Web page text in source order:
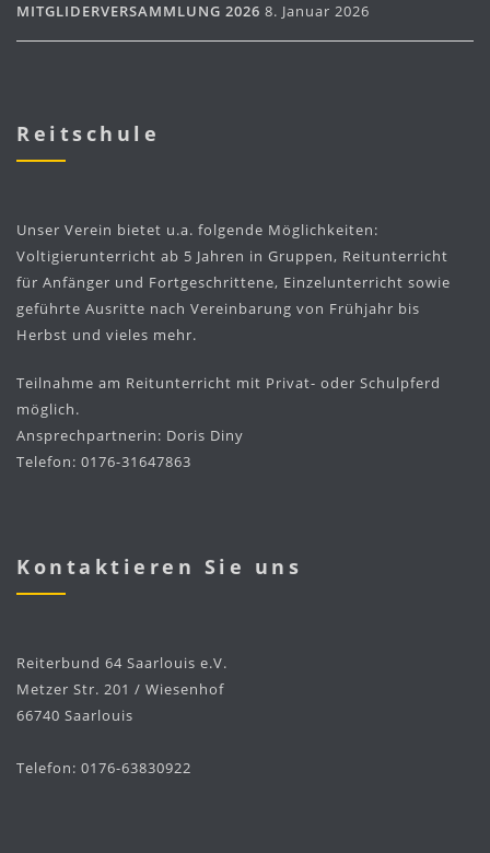
MITGLIDERVERSAMMLUNG 2026 8. Januar 2026
Reitschule
Unser Verein bietet u.a. folgende Möglichkeiten:
Voltigierunterricht ab 5 Jahren in Gruppen, Reitunterricht
für Anfänger und Fortgeschrittene, Einzelunterricht sowie
geführte Ausritte nach Vereinbarung von Frühjahr bis
Herbst und vieles mehr.
Teilnahme am Reitunterricht mit Privat- oder Schulpferd
möglich.
Ansprechpartnerin: Doris Diny
Telefon: 0176-31647863
Kontaktieren Sie uns
Reiterbund 64 Saarlouis e.V.
Metzer Str. 201 / Wiesenhof
66740 Saarlouis
Telefon: 0176-63830922